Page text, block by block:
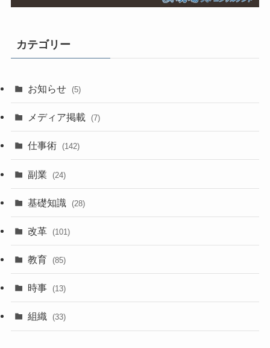
カテゴリー
お知らせ (5)
メディア掲載 (7)
仕事術 (142)
副業 (24)
基礎知識 (28)
改革 (101)
教育 (85)
時事 (13)
組織 (33)